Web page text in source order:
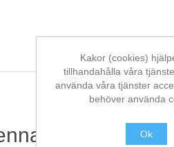
köpte också
Kakor (cookies)
tillhandahålla våra
använda våra tjänster
behöver använda
Ok